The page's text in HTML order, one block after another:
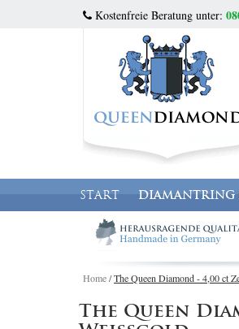
Kostenfreie Beratung unter:
START DIAMANTRING
Home/The Queen Diamond - 4,00 ct
The Queen